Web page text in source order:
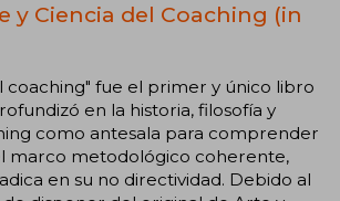
y Ciencia del Coaching (in
coaching" fue el primer y único libro
en la historia, filosofía y
como antesala para comprender
marco metodológico coherente,
en su no directividad. Debido al